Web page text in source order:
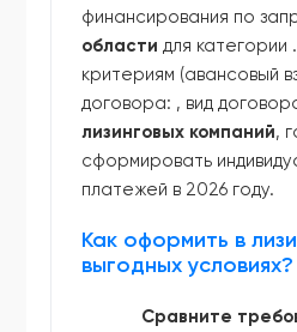
финансирования по
области для категории
критериям (авансовый
договора: , вид
лизинговых компаний,
сформировать
платежей в 2026 году.
Как оформить в
выгодных условиях?
Сравните